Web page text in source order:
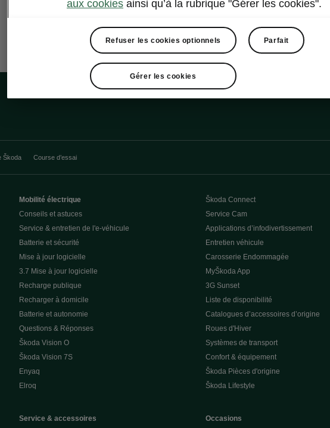
Škoda Course d’essai
Mobilité électrique
Conseils et astuces
Service & entretien de l'e-véhicule
Batterie et sécurité
Mise à jour logicielle
3.7 Mise à jour logicielle
Recharge publique
Recharger à domicile
Batterie et autonomie
Questions & Réponses
Škoda Vision O
Škoda Vision 7S
Enyaq
Elroq
Service & accessoires
Škoda Connect
Service Cam
Applications d’infodivertissement
Entretien véhicule
Carosserie Endommagée
MyŠkoda App
3G Sunset
Liste de disponibilité
Catalogues d’accessoires d’origine
Roues d'Hiver
Systèmes de transport
Confort & équipement
Škoda Pièces d'origine
Škoda Lifestyle
Occasions
aux cookies ainsi qu’à la rubrique "Gérer les cookies".
Refuser les cookies optionnels Parfait
Gérer les cookies